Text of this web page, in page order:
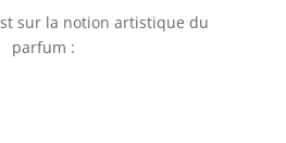
sur la notion artistique du
parfum :